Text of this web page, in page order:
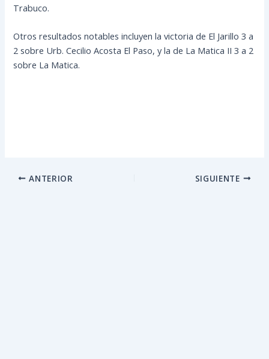
Trabuco.
Otros resultados notables incluyen la victoria de El Jarillo 3 a
2 sobre Urb. Cecilio Acosta El Paso, y la de La Matica II 3 a 2
sobre La Matica.
ANTERIOR SIGUIENTE